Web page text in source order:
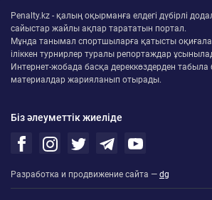
Penalty.kz - қалың оқырманға елдегі дүбірлі
сайыстар жайлы ақпар тарататын портал.
Мұнда танымал спортшыларға қатысты
іліккен турнирлер туралы репортаждар
Интернет-жобада басқа дереккөздерден табыла
материалдар жарияланып отырады.
Біз әлеуметтік жиеліде
Разработка и продвижение сайта — dg